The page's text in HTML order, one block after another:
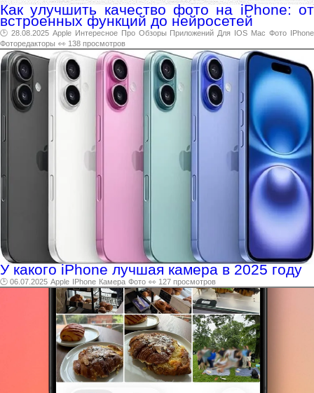
Как улучшить качество фото на iPhone: от
встроенных функций до нейросетей
🕑 28.08.2025 Apple Интересное Про Обзоры Приложений Для IOS Mac Фото IPhone
Фоторедакторы 👀 138 просмотров
У какого iPhone лучшая камера в 2025 году
🕑 06.07.2025 Apple IPhone Камера Фото 👀 127 просмотров